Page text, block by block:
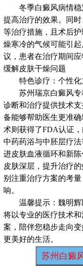
冬季白癜风病情稳
提高治疗的效果。同
等治疗措施，且术后
燥寒冷的气候可能引
议，患者在治疗期间
缓解皮肤干燥问题
特色诊疗：个性化
苏州瑞京白癜风专
诊断和治疗提供技术
备能够帮助医生更准
术则获得了FDA认证
中药药浴与中胚层疗
进皮肤血液循环和新
皮肤深层，提升治疗
别注重治疗方案的考
响。
温馨提示：魏明辉
将以专业的医疗技术
案，陪伴您稳步走向
更美好的生活。
苏州白癜